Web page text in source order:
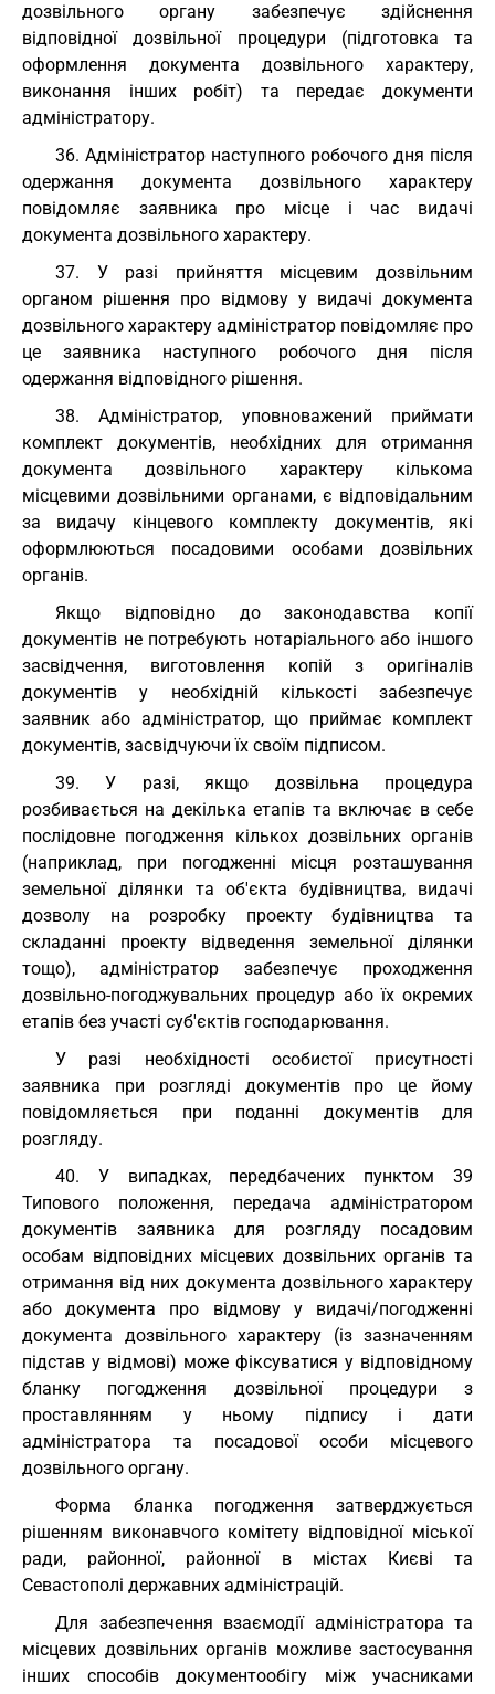
дозвільного органу забезпечує здійснення
відповідної дозвільної процедури (підготовка та
оформлення документа дозвільного характеру,
виконання інших робіт) та передає документи
адміністратору.
36. Адміністратор наступного робочого дня після
одержання документа дозвільного характеру
повідомляє заявника про місце і час видачі
документа дозвільного характеру.
37. У разі прийняття місцевим дозвільним
органом рішення про відмову у видачі документа
дозвільного характеру адміністратор повідомляє про
це заявника наступного робочого дня після
одержання відповідного рішення.
38. Адміністратор, уповноважений приймати
комплект документів, необхідних для отримання
документа дозвільного характеру кількома
місцевими дозвільними органами, є відповідальним
за видачу кінцевого комплекту документів, які
оформлюються посадовими особами дозвільних
органів.
Якщо відповідно до законодавства копії
документів не потребують нотаріального або іншого
засвідчення, виготовлення копій з оригіналів
документів у необхідній кількості забезпечує
заявник або адміністратор, що приймає комплект
документів, засвідчуючи їх своїм підписом.
39. У разі, якщо дозвільна процедура
розбивається на декілька етапів та включає в себе
послідовне погодження кількох дозвільних органів
(наприклад, при погодженні місця розташування
земельної ділянки та об'єкта будівництва, видачі
дозволу на розробку проекту будівництва та
складанні проекту відведення земельної ділянки
тощо), адміністратор забезпечує проходження
дозвільно-погоджувальних процедур або їх окремих
етапів без участі суб'єктів господарювання.
У разі необхідності особистої присутності
заявника при розгляді документів про це йому
повідомляється при поданні документів для
розгляду.
40. У випадках, передбачених пунктом 39
Типового положення, передача адміністратором
документів заявника для розгляду посадовим
особам відповідних місцевих дозвільних органів та
отримання від них документа дозвільного характеру
або документа про відмову у видачі/погодженні
документа дозвільного характеру (із зазначенням
підстав у відмові) може фіксуватися у відповідному
бланку погодження дозвільної процедури з
проставлянням у ньому підпису і дати
адміністратора та посадової особи місцевого
дозвільного органу.
Форма бланка погодження затверджується
рішенням виконавчого комітету відповідної міської
ради, районної, районної в містах Києві та
Севастополі державних адміністрацій.
Для забезпечення взаємодії адміністратора та
місцевих дозвільних органів можливе застосування
інших способів документообігу між учасниками